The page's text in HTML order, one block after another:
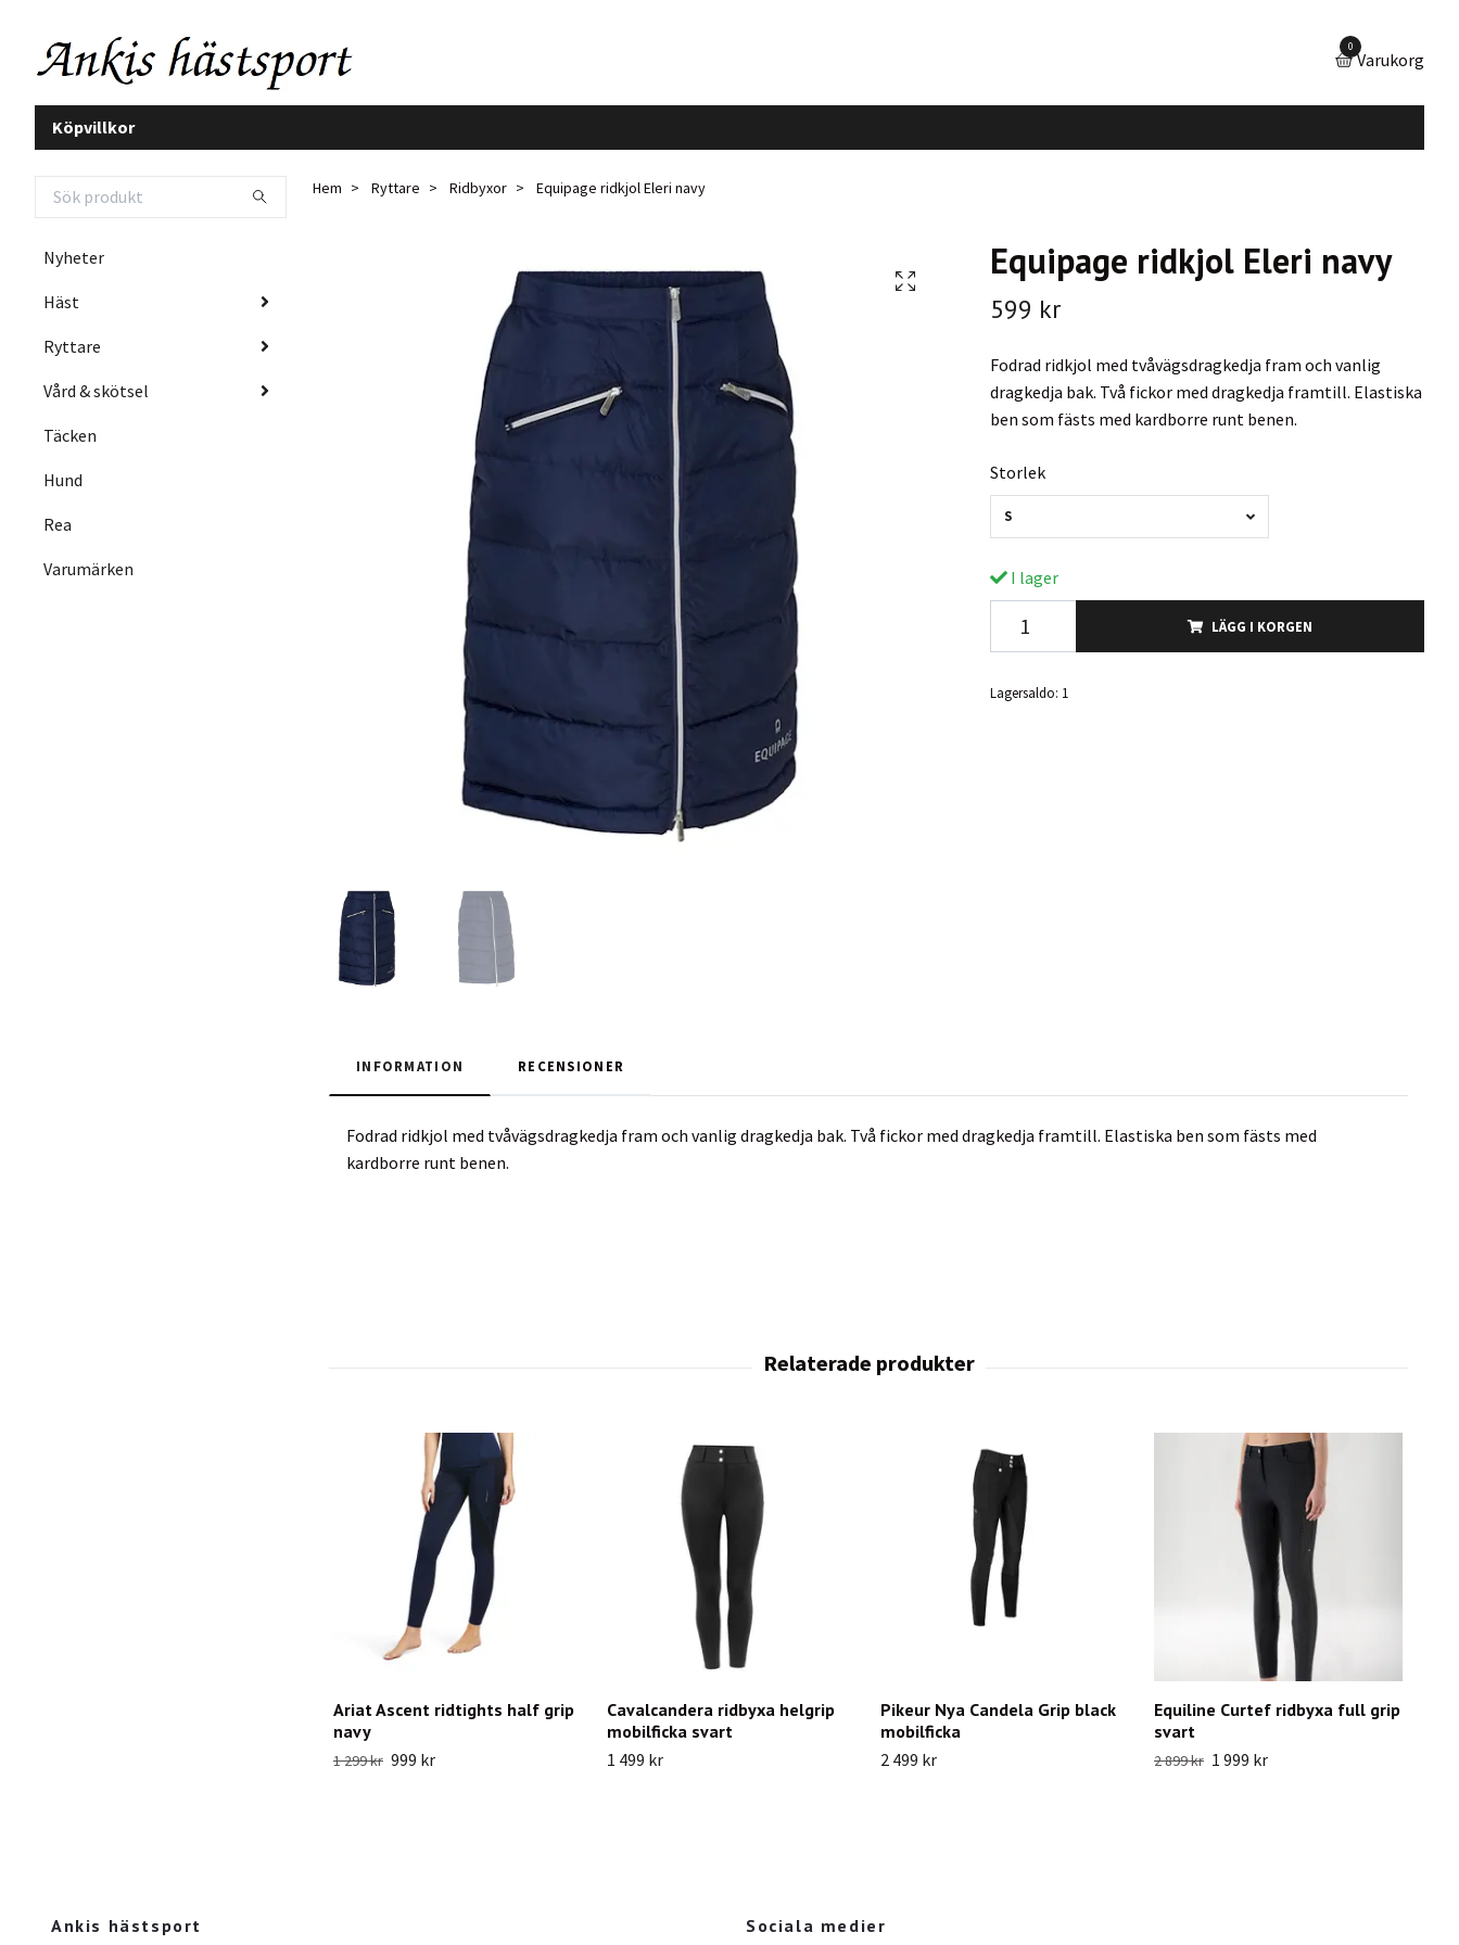
0
Varukorg
Köpvillkor
Nyheter
Häst
Ryttare
Vård & skötsel
Täcken
Hund
Rea
Varumärken
Hem Ryttare Ridbyxor Equipage ridkjol Eleri navy
Equipage ridkjol Eleri navy
599 kr
Fodrad ridkjol med tvåvägsdragkedja fram och vanlig
dragkedja bak. Två fickor med dragkedja framtill. Elastiska
ben som fästs med kardborre runt benen.
Storlek
S
I lager
LÄGG I KORGEN
Lagersaldo: 1
INFORMATION RECENSIONER
Fodrad ridkjol med tvåvägsdragkedja fram och vanlig dragkedja bak. Två fickor med dragkedja framtill. Elastiska ben som fästs med
kardborre runt benen.
Ariat Ascent ridtights half grip
navy
1 299 kr 999 kr
Cavalcandera ridbyxa helgrip
mobilficka svart
1 499 kr
Pikeur Nya Candela Grip black
mobilficka
2 499 kr
Equiline Curtef ridbyxa full grip
svart
2 899 kr 1 999 kr
Ankis hästsport Sociala medier